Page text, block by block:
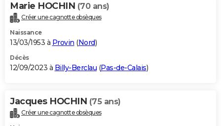
Marie HOCHIN (70 ans)
Créer une cagnotte obsèques
Naissance
13/03/1953 à Provin (Nord)
Décès
12/09/2023 à Billy-Berclau (Pas-de-Calais)
Jacques HOCHIN (75 ans)
Créer une cagnotte obsèques